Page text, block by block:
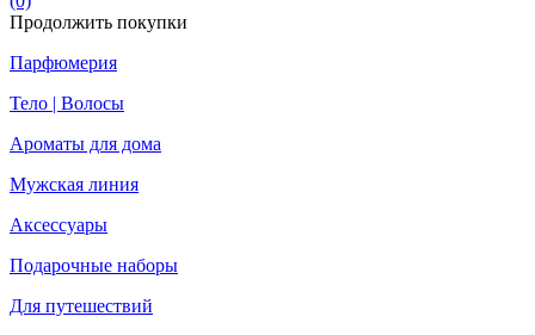
Продолжить покупки
Парфюмерия
Тело | Волосы
Ароматы для дома
Мужская линия
Аксессуары
Подарочные наборы
Для путешествий